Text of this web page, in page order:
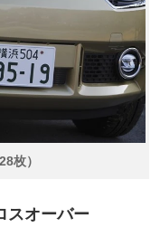
枚）
スオーバー